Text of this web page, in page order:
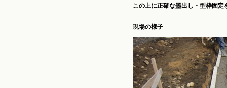
この上に正確な墨出し・型枠固
現場の様子